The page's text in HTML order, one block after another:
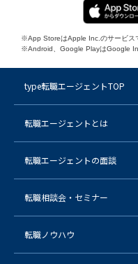
※App StoreはApple Inc.のサービス
※Android、Google PlayはGoogle
type転職エージェントTOP
転職エージェントとは
転職エージェントの面談
転職相談会・セミナー
転職ノウハウ